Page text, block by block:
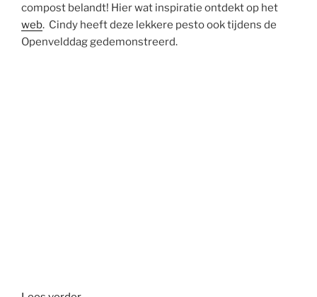
compost belandt! Hier wat inspiratie ontdekt op het
web. Cindy heeft deze lekkere pesto ook tijdens de
Openvelddag gedemonstreerd.